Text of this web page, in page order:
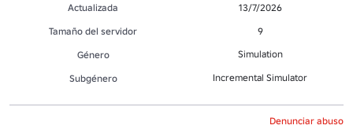
Actualizada
13/7/2026
Tamaño del servidor
9
Género
Simulation
Subgénero Incremental Simulator
Denunciar abuso